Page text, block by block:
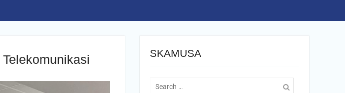
SKAMUSA
Search
for: